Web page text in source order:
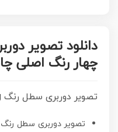
دانلود تصویر
چهار رنگ اصلی
تصویر دوربری سطل رنگ png
تصویر دوربری سطل